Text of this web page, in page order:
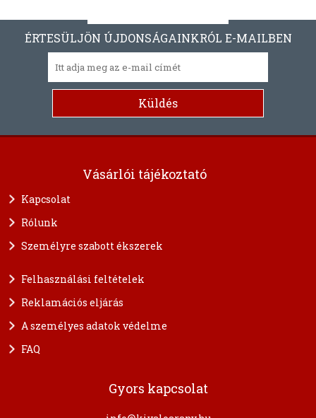
ÉRTESÜLJÖN ÚJDONSÁGAINKRÓL E-MAILBEN
Vásárlói tájékoztató
Kapcsolat
Rólunk
Személyre szabott ékszerek
Felhasználási feltételek
Reklamációs eljárás
A személyes adatok védelme
FAQ
Gyors kapcsolat